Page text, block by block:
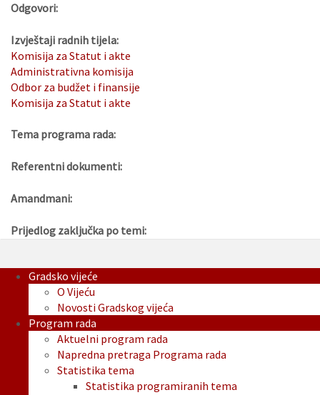
Odgovori:
Izvještaji radnih tijela:
Komisija za Statut i akte
Administrativna komisija
Odbor za budžet i finansije
Komisija za Statut i akte
Tema programa rada:
Referentni dokumenti:
Amandmani:
Prijedlog zaključka po temi:
Gradsko vijeće
O Vijeću
Novosti Gradskog vijeća
Program rada
Aktuelni program rada
Napredna pretraga Programa rada
Statistika tema
Statistika programiranih tema